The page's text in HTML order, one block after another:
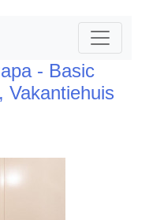
- Basic
Vakantiehuis